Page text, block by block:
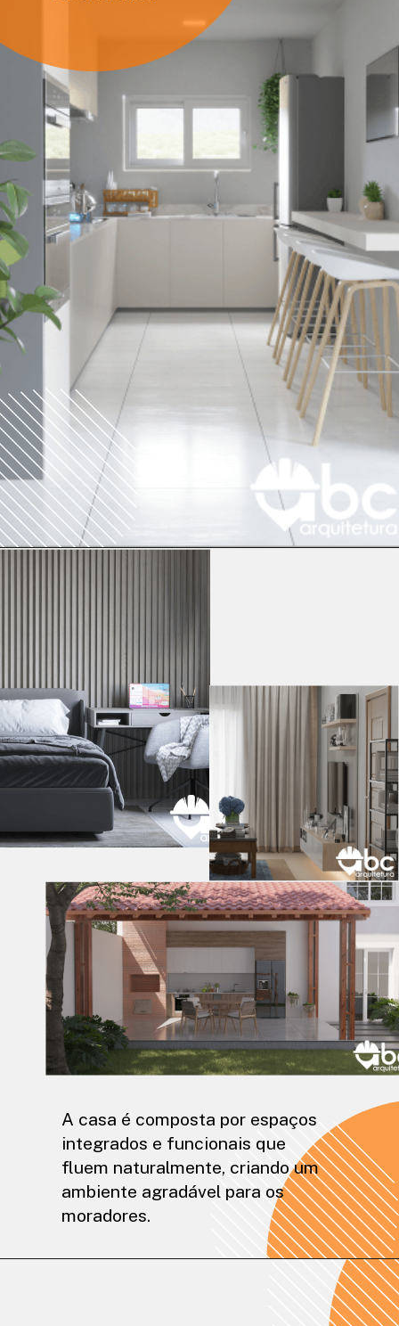
A casa é composta por espaços
integrados e funcionais que
fluem naturalmente, criando um
ambiente agradável para os
moradores.